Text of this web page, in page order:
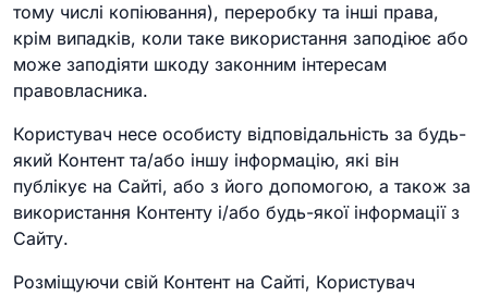
тому числі копіювання), переробку та інші права,
крім випадків, коли таке використання заподіює або
може заподіяти шкоду законним інтересам
правовласника.
Користувач несе особисту відповідальність за будь-
який Контент та/або іншу інформацію, які він
публікує на Сайті, або з його допомогою, а також за
використання Контенту і/або будь-якої інформації з
Сайту.
Розміщуючи свій Контент на Сайті, Користувач